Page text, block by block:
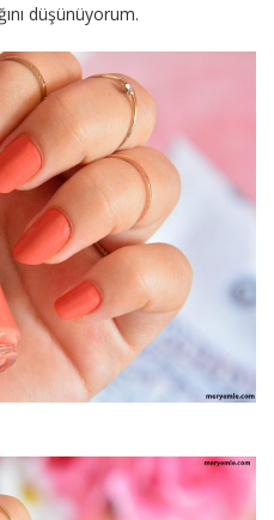
düşünüyorum.